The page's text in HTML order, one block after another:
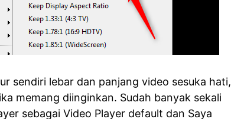
sendiri lebar dan panjang video sesuka hati,
memang diinginkan. Sudah banyak sekali
sebagai Video Player default dan Saya